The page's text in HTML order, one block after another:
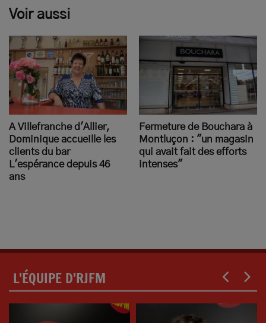
Voir aussi
A Villefranche d'Allier,
Dominique accueille les
clients du bar
L'espérance depuis 46
ans
Fermeture de Bouchara à
Montluçon : "un magasin
qui avait fait des efforts
intenses"
L'ÉQUIPE D'RJFM